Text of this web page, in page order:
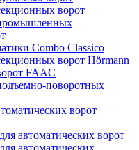
ворот
Combo Classico
ворот Hörmann
FAAC
поворотных
ворот
автоматических ворот
автоматических